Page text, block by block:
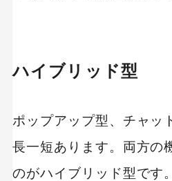
ハイブリッド型
ポップアップ型、チャッ
長一短あります。両方の
のがハイブリッド型です